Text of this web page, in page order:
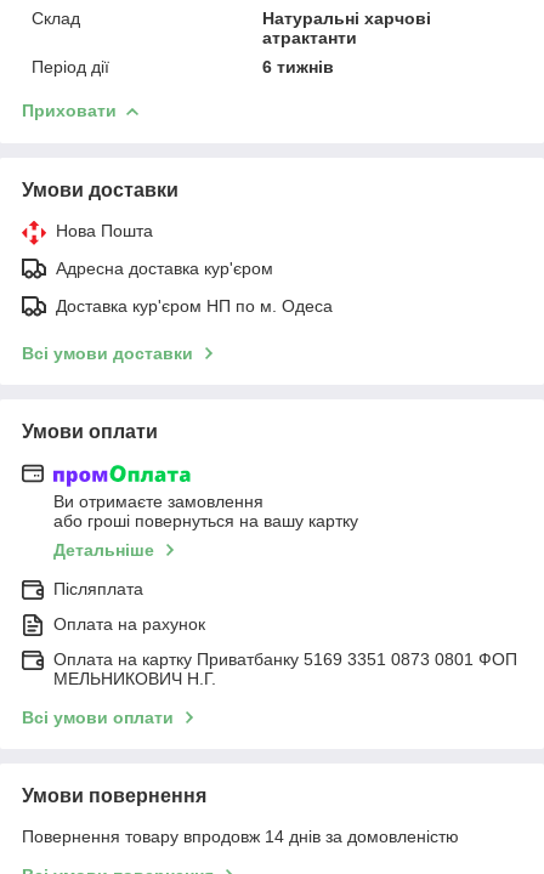
Склад
Натуральні харчові
атрактанти
Період дії
6 тижнів
Приховати
Умови доставки
Нова Пошта
Адресна доставка кур'єром
Доставка кур'єром НП по м. Одеса
Всі умови доставки
Умови оплати
Ви отримаєте замовлення
або гроші повернуться на вашу картку
Детальніше
Післяплата
Оплата на рахунок
Оплата на картку Приватбанку 5169 3351 0873 0801 ФОП
МЕЛЬНИКОВИЧ Н.Г.
Всі умови оплати
Умови повернення
Повернення товару впродовж 14 днів за домовленістю